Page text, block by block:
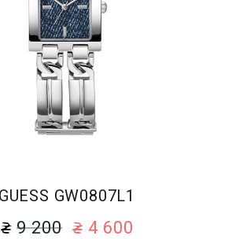
GUESS GW0807L1
9 200 4 600